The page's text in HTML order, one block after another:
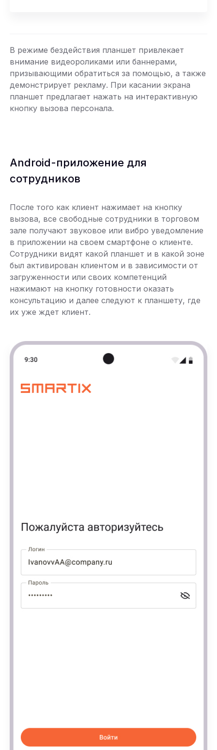
В режиме бездействия планшет привлекает
внимание видеороликами или баннерами,
призывающими обратиться за помощью, а также
демонстрирует рекламу. При касании экрана
планшет предлагает нажать на интерактивную
кнопку вызова персонала.
Android-приложение для
сотрудников
После того как клиент нажимает на кнопку
вызова, все свободные сотрудники в торговом
зале получают звуковое или вибро уведомление
в приложении на своем смартфоне о клиенте.
Сотрудники видят какой планшет и в какой зоне
был активирован клиентом и в зависимости от
загруженности или своих компетенций
нажимают на кнопку готовности оказать
консультацию и далее следуют к планшету, где
их уже ждет клиент.